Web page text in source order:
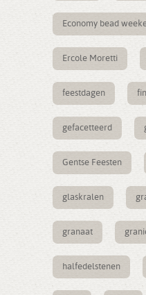
Economy bead
Ercole Moretti
feestdagen
gefacetteerd
Gentse Feesten
glaskralen
granaat
halfedelstenen